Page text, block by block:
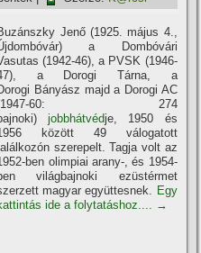
Jenő (1925. május 4.,
a Dombóvári
(1942-46), a PVSK (1946-
a Dorogi Tárna, a
Bányász majd a Dorogi AC
60: 274
jobbhátvédje, 1950 és
között 49 válogatott
szerepelt. Tagja volt az
ben olimpiai arany-, és 1954-
világbajnoki ezüstérmet
magyar együttesnek. Egy
ide a folytatáshoz....
→